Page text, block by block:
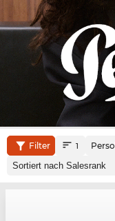
Filter 1 Persol